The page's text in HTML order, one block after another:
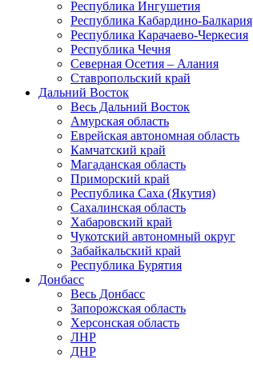
Республика Ингушетия
Республика Кабардино-Балкария
Республика Карачаево-Черкесия
Республика Чечня
Северная Осетия – Алания
Ставропольский край
Дальний Восток
Весь Дальний Восток
Амурская область
Еврейская автономная область
Камчатский край
Магаданская область
Приморский край
Республика Саха (Якутия)
Сахалинская область
Хабаровский край
Чукотский автономный округ
Забайкальский край
Республика Бурятия
Донбасс
Весь Донбасс
Запорожская область
Херсонская область
ЛНР
ДНР